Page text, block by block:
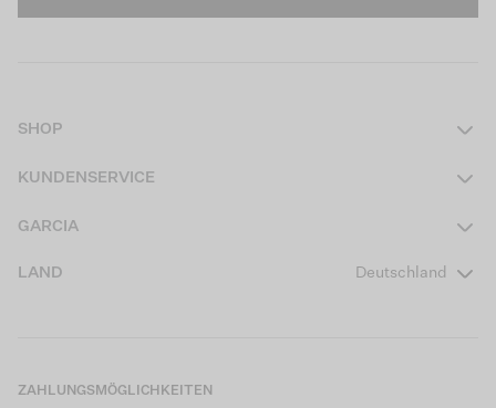
SHOP
Jungen Teens
KUNDENSERVICE
GARCIA
LAND Deutschland
ZAHLUNGSMÖGLICHKEITEN